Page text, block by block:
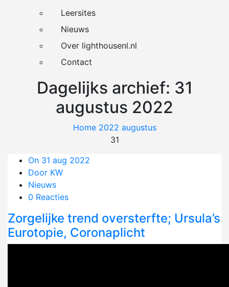
Leersites
Nieuws
Over lighthousenl.nl
Contact
Dagelijks archief: 31
augustus 2022
Home 2022 augustus
31
On 31 aug 2022
Door KW
Nieuws
0 Reacties
Zorgelijke trend oversterfte; Ursula’s
Eurotopie, Coronaplicht